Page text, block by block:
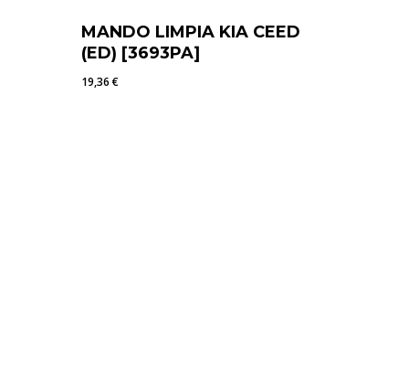
MANDO LIMPIA KIA CEED
(ED) [3693PA]
19,36€